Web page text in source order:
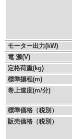
モーター出力(kW)
電 源(V)
定格荷重(kg)
標準揚程(m)
巻上速度(m/分)
標準価格（税別）
販売価格（税別）